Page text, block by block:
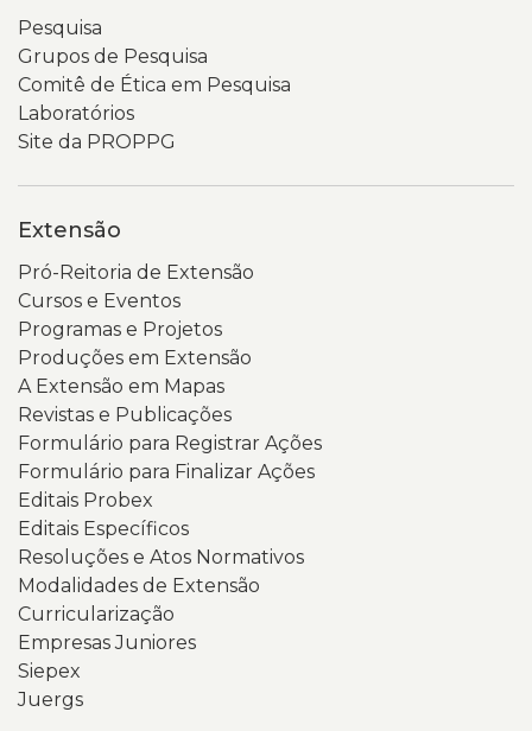
Pesquisa
Grupos de Pesquisa
Comitê de Ética em Pesquisa
Laboratórios
Site da PROPPG
Extensão
Pró-Reitoria de Extensão
Cursos e Eventos
Programas e Projetos
Produções em Extensão
A Extensão em Mapas
Revistas e Publicações
Formulário para Registrar Ações
Formulário para Finalizar Ações
Editais Probex
Editais Específicos
Resoluções e Atos Normativos
Modalidades de Extensão
Curricularização
Empresas Juniores
Siepex
Juergs